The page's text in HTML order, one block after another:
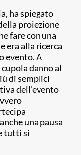
ha spiegato
proiezione
fare con una
era alla ricerca
evento. A
danno al
di semplici
dell'evento
una pausa
tutti si